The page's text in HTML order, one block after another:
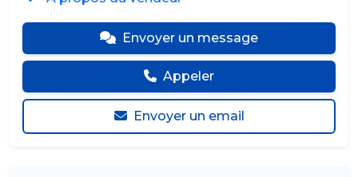
Envoyer un message
Appeler
Envoyer un email